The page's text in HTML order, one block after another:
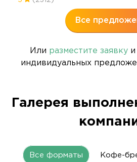
Все
Или разместите заявкуи
индивидуальных
Галерея
Все форматы Кофе-